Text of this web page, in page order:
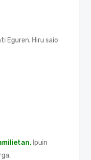
Eguren. Hiru saio
Ipuin